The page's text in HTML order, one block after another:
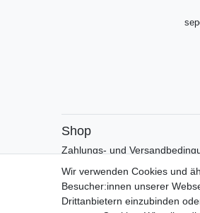
Shop
Zahlungs- und
Warenkorb
Kasse
Wir verwenden Cookies und
Besucher:innen unserer
Drittanbietern einzubinden